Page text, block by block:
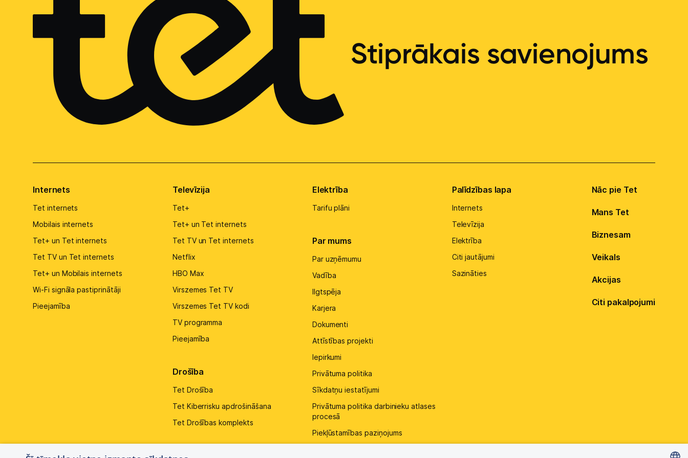
Stiprākais savienojums
Internets
Tet internets
Mobilais internets
Tet+ un Tet internets
Tet TV un Tet internets
Tet+ un Mobilais internets
Wi-Fi signāla pastiprinātāji
Pieejamība
Televīzija
Tet+
Tet+ un Tet internets
Tet TV un Tet internets
Netflix
HBO Max
Virszemes Tet TV
Virszemes Tet TV kodi
TV programma
Pieejamība
Drošība
Tet Drošība
Tet Kiberrisku apdrošināšana
Tet Drošības komplekts
Elektrība
Tarifu plāni
Par mums
Par uzņēmumu
Vadība
Ilgtspēja
Karjera
Dokumenti
Attīstības projekti
Iepirkumi
Privātuma politika
Sīkdatņu iestatījumi
Privātuma politika darbinieku atlases
procesā
Piekļūstamības paziņojums
Palīdzības lapa
Internets
Televīzija
Elektrība
Citi jautājumi
Sazināties
Nāc pie Tet
Mans Tet
Biznesam
Veikals
Akcijas
Citi pakalpojumi